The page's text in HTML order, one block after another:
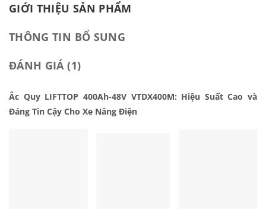
GIỚI THIỆU SẢN PHẨM
THÔNG TIN BỔ SUNG
ĐÁNH GIÁ (1)
Ắc Quy LIFTTOP 400Ah-48V VTDX400M: Hiệu Suất Cao và
Đáng Tin Cậy Cho Xe Nâng Điện